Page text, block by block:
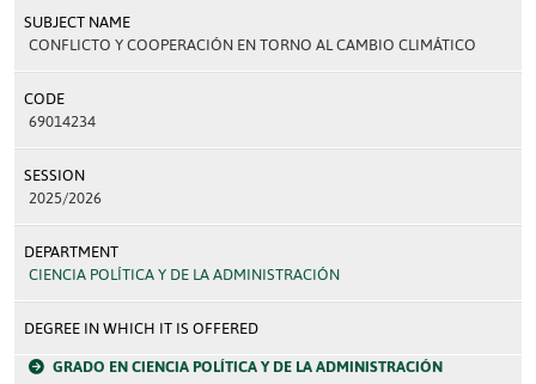
SUBJECT NAME
CONFLICTO Y COOPERACIÓN EN TORNO AL CAMBIO CLIMÁTICO
CODE
69014234
SESSION
2025/2026
DEPARTMENT
CIENCIA POLÍTICA Y DE LA ADMINISTRACIÓN
DEGREE IN WHICH IT IS OFFERED
GRADO EN CIENCIA POLÍTICA Y DE LA ADMINISTRACIÓN